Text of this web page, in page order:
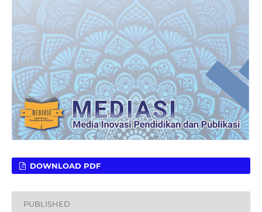
DOWNLOAD PDF
PUBLISHED